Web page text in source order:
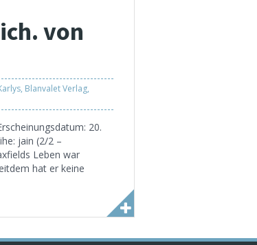
von
, Blanvalet Verlag,
20.
jain (2/2 –
Leben war
hat er keine